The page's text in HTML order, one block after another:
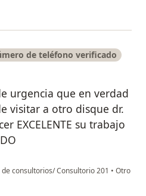
de teléfono verificado
urgencia que en verdad
visitar a otro disque dr.
EXCELENTE su trabajo
consultorios/ Consultorio 201 • Otro